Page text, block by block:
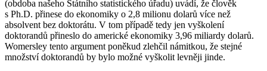
(obdoba našeho Státního statistického úřadu) uvádí, že člověk
s Ph.D. přinese do ekonomiky o 2,8 milionu dolarů více než
absolvent bez doktorátu. V tom případě tedy jen vyškolení
doktorandů přineslo do americké ekonomiky 3,96 miliardy dolarů.
Womersley tento argument poněkud zlehčil námitkou, že stejné
množství doktorandů by bylo možné vyškolit levněji jinde.